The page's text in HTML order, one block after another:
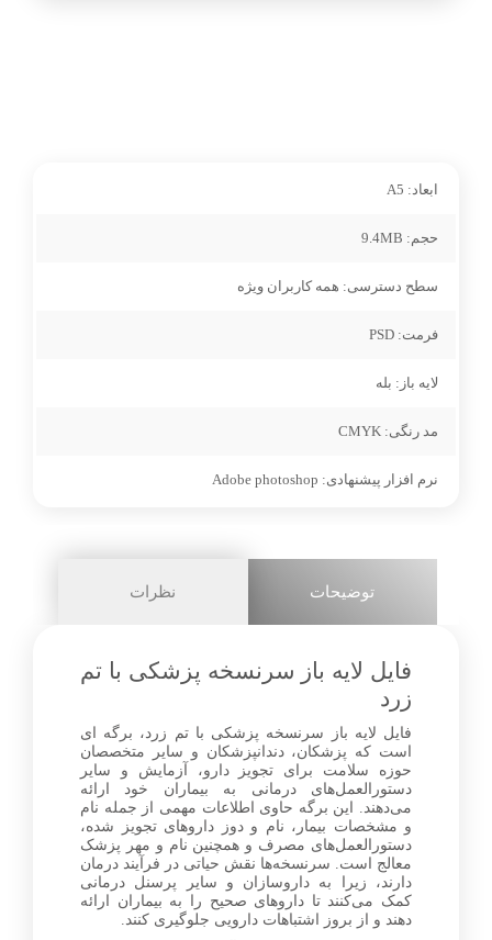
facebook
ابعاد:
حجم:
سطح دسترسی: همه کاربران ویژه
فرمت: PSD
لایه باز: بله
مد رنگی: CMYK
نرم افزار پیشنهادی:
توضیحات نظرات
فایل لایه باز سرنسخه پزشکی با تم
زرد
فایل لایه باز سرنسخه پزشکی با تم زرد، برگه ای
است که پزشکان، دندانپزشکان و سایر متخصصان
حوزه سلامت برای تجویز دارو، آزمایش و سایر
دستورالعمل‌های درمانی به بیماران خود ارائه
می‌دهند. این برگه حاوی اطلاعات مهمی از جمله نام
و مشخصات بیمار، نام و دوز داروهای تجویز شده،
دستورالعمل‌های مصرف و همچنین نام و مهر پزشک
معالج است. سرنسخه‌ها نقش حیاتی در فرآیند درمان
دارند، زیرا به داروسازان و سایر پرسنل درمانی
کمک می‌کنند تا داروهای صحیح را به بیماران ارائه
دهند و از بروز اشتباهات دارویی جلوگیری کنند.